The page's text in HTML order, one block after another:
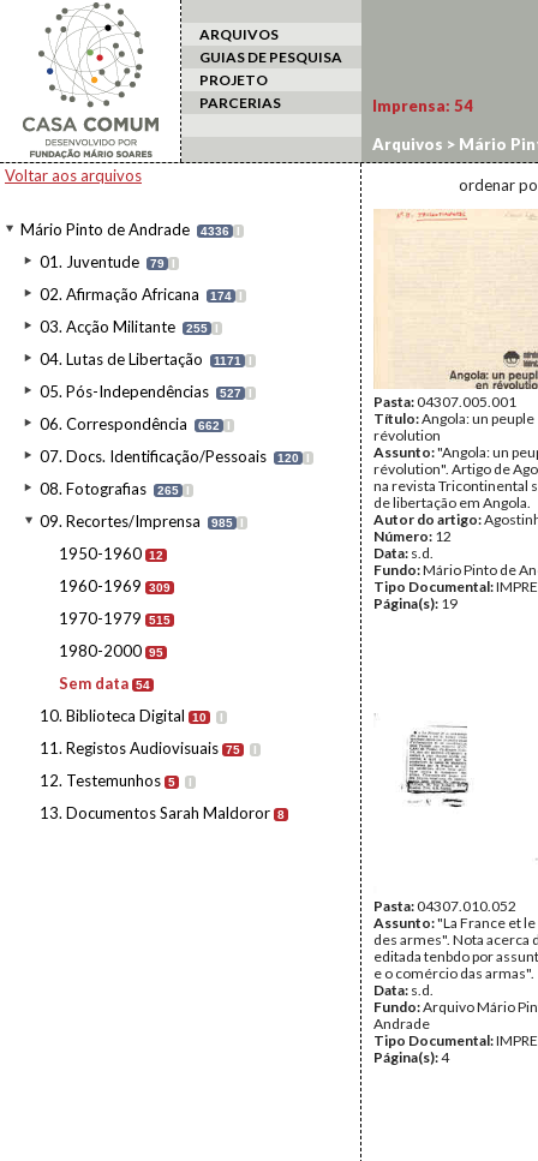
ARQUIVOS
GUIAS DE PESQUISA
PROJETO
PARCERIAS
Voltar aos arquivos
Mário Pinto de Andrade 4336 I
01. Juventude 79 I
02. Afirmação Africana 174 I
03. Acção Militante 255 I
04. Lutas de Libertação 1171 I
05. Pós-Independências 527 I
06. Correspondência 662 I
07. Docs. Identificação/Pessoais 120 I
08. Fotografias 265 I
09. Recortes/Imprensa 985 I
1950-1960 12
1960-1969 309
1970-1979 515
1980-2000 95
Sem data 54
10. Biblioteca Digital 10 I
11. Registos Audiovisuais 75 I
12. Testemunhos 5 I
13. Documentos Sarah Maldoror 8
Imprensa: 54
Arquivos > Mário
ordenar
Pasta:04307.005.001
Título:Angola: un peuple
révolution
Assunto:"Angola: un
révolution". Artigo de
na revista Tricontinental
de libertação em Angola.
Autor do artigo:
Número: 12
Data: s.d.
Fundo:Mário Pinto de
Tipo Documental:
Página(s): 19
Pasta:04307.010.052
Assunto:"La France et
des armes". Nota acerca
editada tenbdo por
e o comércio das armas".
Data: s.d.
Fundo:Arquivo Mário
Andrade
Tipo Documental:
Página(s):4